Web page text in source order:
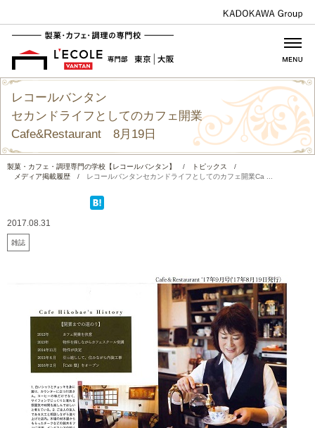
レコールバンタン
セカンドライフとしてのカフェ開業
Cafe&Restaurant 8月19日
製菓・カフェ・調理専門の学校【レコールバンタン】 / トピックス
/
メディア掲載履歴
/ レコールバンタンセカンドライフとしてのカフェ開業Ca ...
2017.08.31
雑誌